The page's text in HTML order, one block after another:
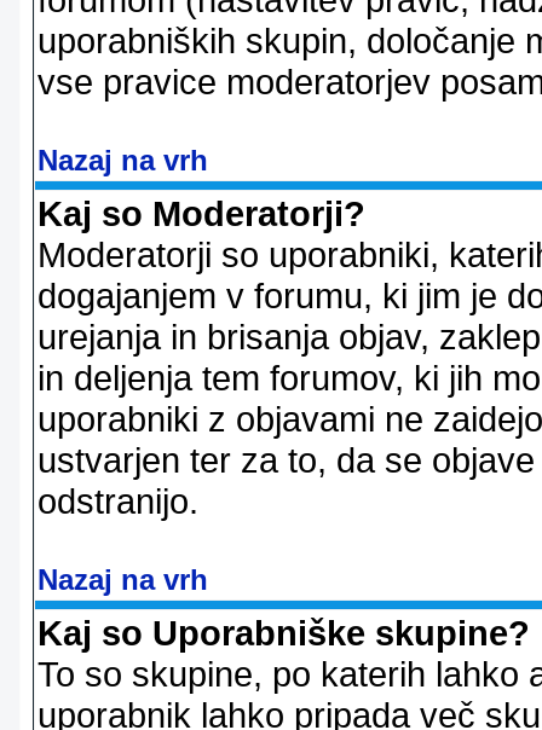
uporabniških skupin, določanje
vse pravice moderatorjev
Nazaj na vrh
Kaj so Moderatorji?
Moderatorji so uporabniki,
dogajanjem v forumu, ki jim je
urejanja in brisanja objav,
in deljenja tem forumov, ki jih
uporabniki z objavami ne
ustvarjen ter za to, da se
odstranijo.
Nazaj na vrh
Kaj so Uporabniške skupine?
To so skupine, po katerih lahko
uporabnik lahko pripada več